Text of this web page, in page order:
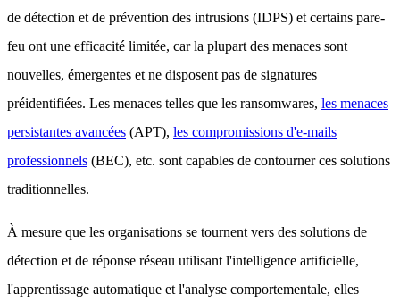
de détection et de prévention des intrusions (IDPS) et certains pare-
feu ont une efficacité limitée, car la plupart des menaces sont
nouvelles, émergentes et ne disposent pas de signatures
préidentifiées. Les menaces telles que les ransomwares, les menaces
persistantes avancées (APT), les compromissions d'e-mails
professionnels (BEC), etc. sont capables de contourner ces solutions
traditionnelles.
À mesure que les organisations se tournent vers des solutions de
détection et de réponse réseau utilisant l'intelligence artificielle,
l'apprentissage automatique et l'analyse comportementale, elles